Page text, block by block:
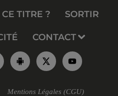
TITRE ? SORTIR
CONTACT
Mentions Légales (CGU)